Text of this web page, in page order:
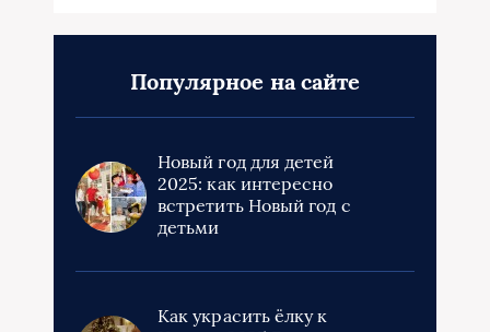
Популярное на сайте
Новый год для детей
2025: как интересно
встретить Новый год с
детьми
Как украсить ёлку к